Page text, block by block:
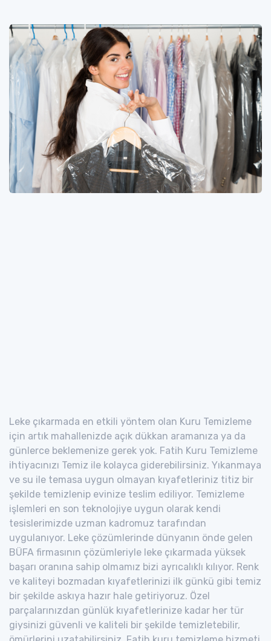
Leke çıkarmada en etkili yöntem olan Kuru Temizleme
için artık mahallenizde açık dükkan aramanıza ya da
günlerce beklemenize gerek yok. Fatih Kuru Temizleme
ihtiyacınızı Temiz ile kolayca giderebilirsiniz. Yıkanmaya
ve su ile temasa uygun olmayan kıyafetleriniz titiz bir
şekilde temizlenip evinize teslim ediliyor. Temizleme
işlemleri en son teknolojiye uygun olarak kendi
tesislerimizde uzman kadromuz tarafından
uygulanıyor. Leke çözümlerinde dünyanın önde gelen
BÜFA firmasının çözümleriyle leke çıkarmada yüksek
başarı oranına sahip olmamız bizi ayrıcalıklı kılıyor. Renk
ve kaliteyi bozmadan kıyafetlerinizi ilk günkü gibi temiz
bir şekilde askıya hazır hale getiriyoruz. Özel
parçalarınızdan günlük kıyafetlerinize kadar her tür
giysinizi güvenli ve kaliteli bir şekilde temizletebilir,